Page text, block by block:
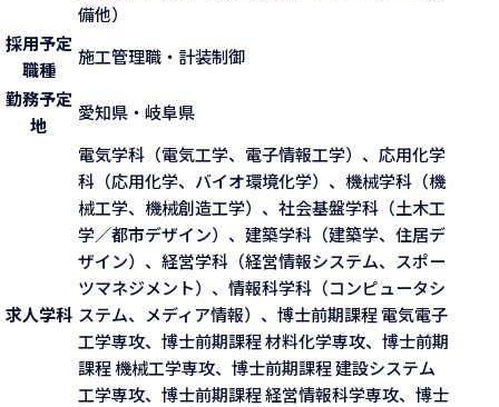
備他）
採用予定
職種
施工管理職・計装制御
勤務予定
地
愛知県・岐阜県
求人学科
電気学科（電気工学、電子情報工学）、応用化学
科（応用化学、バイオ環境化学）、機械学科（機
械工学、機械創造工学）、社会基盤学科（土木工
学／都市デザイン）、建築学科（建築学、住居デ
ザイン）、経営学科（経営情報システム、スポー
ツマネジメント）、情報科学科（コンピュータシ
ステム、メディア情報）、博士前期課程 電気電子
工学専攻、博士前期課程 材料化学専攻、博士前期
課程 機械工学専攻、博士前期課程 建設システム
工学専攻、博士前期課程 経営情報科学専攻、博士